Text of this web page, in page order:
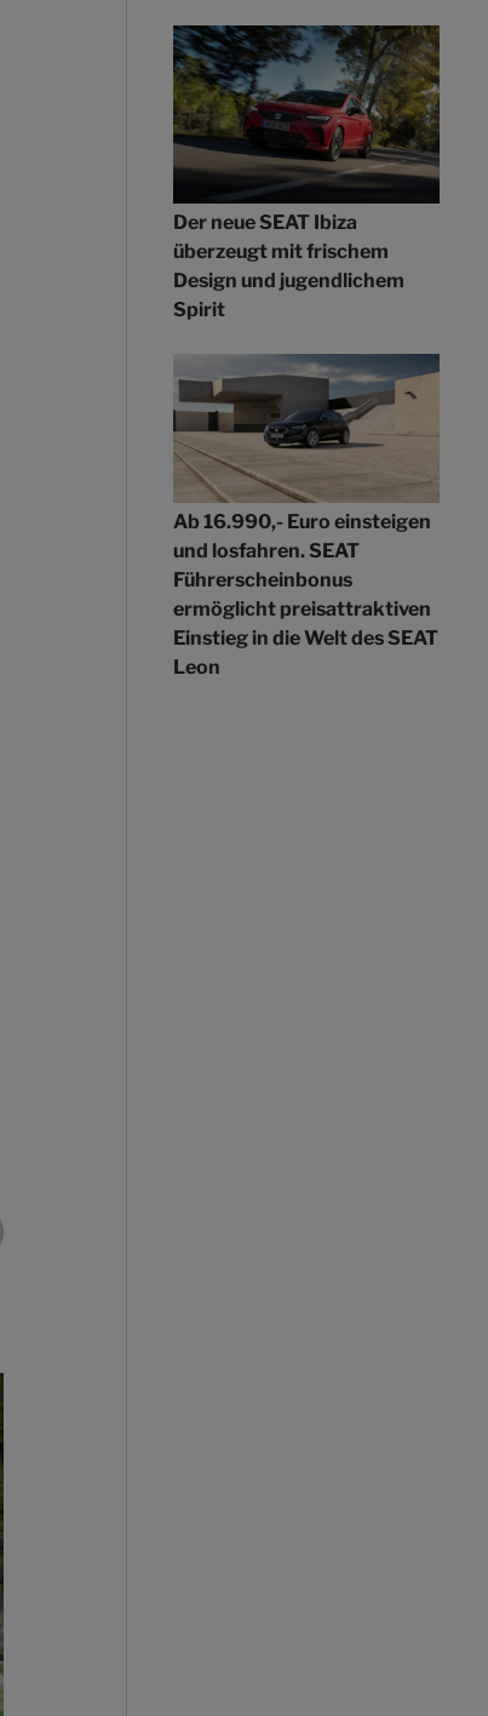
Der neue SEAT Ibiza
überzeugt mit frischem
Design und jugendlichem
Spirit
Ab 16.990,- Euro einsteigen
und losfahren. SEAT
Führerscheinbonus
ermöglicht preisattraktiven
Einstieg in die Welt des SEAT
Leon